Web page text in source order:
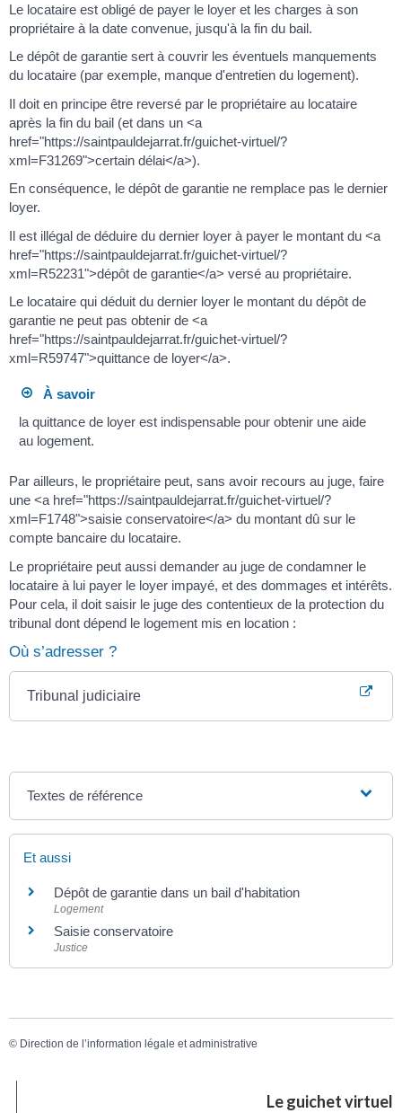
Le locataire est obligé de payer le loyer et les charges à son
propriétaire à la date convenue, jusqu'à la fin du bail.
Le dépôt de garantie sert à couvrir les éventuels manquements
du locataire (par exemple, manque d'entretien du logement).
Il doit en principe être reversé par le propriétaire au locataire
après la fin du bail (et dans un <a
href="https://saintpauldejarrat.fr/guichet-virtuel/?
xml=F31269">certain délai</a>).
En conséquence, le dépôt de garantie ne remplace pas le dernier
loyer.
Il est illégal de déduire du dernier loyer à payer le montant du <a
href="https://saintpauldejarrat.fr/guichet-virtuel/?
xml=R52231">dépôt de garantie</a> versé au propriétaire.
Le locataire qui déduit du dernier loyer le montant du dépôt de
garantie ne peut pas obtenir de <a
href="https://saintpauldejarrat.fr/guichet-virtuel/?
xml=R59747">quittance de loyer</a>.
À savoir
la quittance de loyer est indispensable pour obtenir une aide
au logement.
Par ailleurs, le propriétaire peut, sans avoir recours au juge, faire
une <a href="https://saintpauldejarrat.fr/guichet-virtuel/?
xml=F1748">saisie conservatoire</a> du montant dû sur le
compte bancaire du locataire.
Le propriétaire peut aussi demander au juge de condamner le
locataire à lui payer le loyer impayé, et des dommages et intérêts.
Pour cela, il doit saisir le juge des contentieux de la protection du
tribunal dont dépend le logement mis en location :
Où s’adresser ?
Tribunal judiciaire
Textes de référence
Et aussi
Dépôt de garantie dans un bail d'habitation
Logement
Saisie conservatoire
Justice
© Direction de l’information légale et administrative
Le guichet virtuel